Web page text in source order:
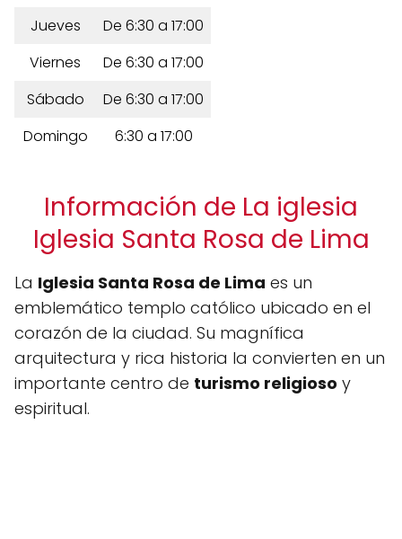
Jueves
De 6:30 a 17:00
Viernes
De 6:30 a 17:00
Sábado
De 6:30 a 17:00
Domingo
6:30 a 17:00
Información de La iglesia
Iglesia Santa Rosa de Lima
La Iglesia Santa Rosa de Lima es un
emblemático templo católico ubicado en el
corazón de la ciudad. Su magnífica
arquitectura y rica historia la convierten en un
importante centro de turismo religioso y
espiritual.